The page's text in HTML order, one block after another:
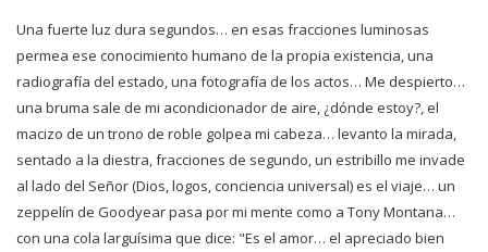
Una fuerte luz dura segundos… en esas fracciones luminosas
permea ese conocimiento humano de la propia existencia, una
radiografía del estado, una fotografía de los actos… Me despierto…
una bruma sale de mi acondicionador de aire, ¿dónde estoy?, el
macizo de un trono de roble golpea mi cabeza… levanto la mirada,
sentado a la diestra, fracciones de segundo, un estribillo me invade
al lado del Señor (Dios, logos, conciencia universal) es el viaje… un
zeppelín de Goodyearpasa por mi mente como a Tony Montana…
con una cola larguísima que dice: "Es el amor… el apreciado bien